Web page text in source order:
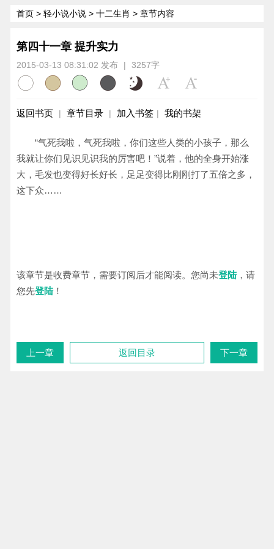
首页 > 轻小说小说 > 十二生肖 > 章节内容
第四十一章 提升实力
2015-03-13 08:31:02 发布 | 3257字
返回书页 | 章节目录 | 加入书签 | 我的书架
“气死我啦，气死我啦，你们这些人类的小孩子，那么
我就让你们见识见识我的厉害吧！”说着，他的全身开始涨
大，毛发也变得好长好长，足足变得比刚刚打了五倍之多，
这下众……
该章节是收费章节，需要订阅后才能阅读。您尚未登陆，请
您先登陆！
上一章 返回目录 下一章